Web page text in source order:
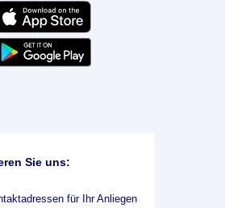
Sie uns:
für Ihr Anliegen